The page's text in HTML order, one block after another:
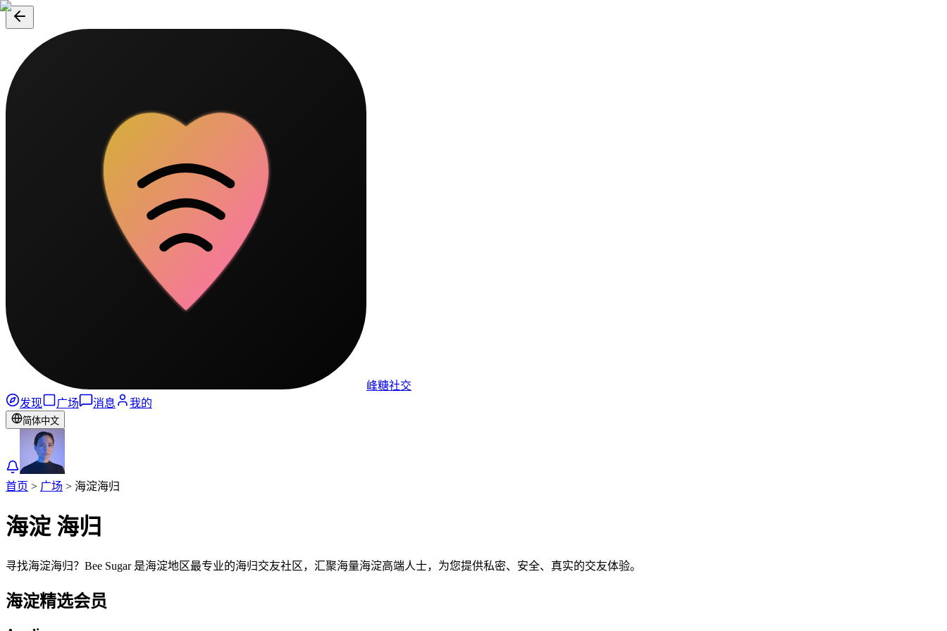
峰糖社交
发现
广场 消息 我的
简体中文
首页 > 广场 > 海淀海归
海淀 海归
寻找海淀海归？Bee Sugar 是海淀地区最专业的海归交友社区，汇聚海量海淀高端人士，为您提供私密、安全、真实的交友体验。
海淀精选会员